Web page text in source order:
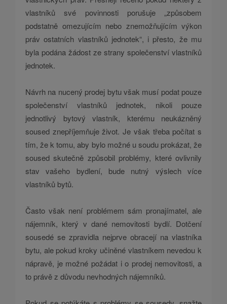
vlastníků své povinnosti porušuje „způsobem
podstatně omezujícím nebo znemožňujícím výkon
práv ostatních vlastníků jednotek“, i přesto, že mu
byla podána žádost ze strany společenství vlastníků
jednotek.
Návrh na nucený prodej bytu však musí podat pouze
společenství vlastníků jednotek, nikoli pouze
jednotlivý bytový vlastník, kterému neukázněný
soused znepříjemňuje život. Je však třeba počítat s
tím, že k tomu, aby bylo možné u soudu prokázat, že
soused skutečně způsobil problémy, které ovlivnily
stav vašeho bydlení, bude nutný výslech více
vlastníků bytů.
Často však není problémem sám pronajímatel, ale
nájemník, který v dané nemovitosti bydlí. Dotčení
sousedé se zpravidla nejprve obracejí na vlastníka
bytu, ale pokud kroky učiněné vlastníkem nevedou k
nápravě, je možné požádat i o prodej nemovitosti, a
to právě z důvodu nevhodných nájemníků.